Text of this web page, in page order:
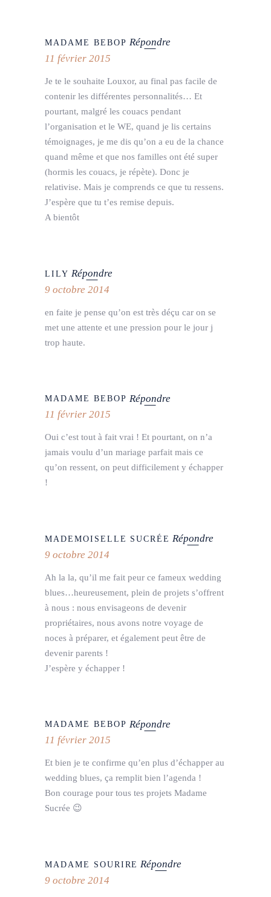
MADAME BEBOP Répondre
11 février 2015
Je te le souhaite Louxor, au final pas facile de
contenir les différentes personnalités… Et
pourtant, malgré les couacs pendant
l’organisation et le WE, quand je lis certains
témoignages, je me dis qu’on a eu de la chance
quand même et que nos familles ont été super
(hormis les couacs, je répète). Donc je
relativise. Mais je comprends ce que tu ressens.
J’espère que tu t’es remise depuis.
A bientôt
LILY Répondre
9 octobre 2014
en faite je pense qu’on est très déçu car on se
met une attente et une pression pour le jour j
trop haute.
MADAME BEBOP Répondre
11 février 2015
Oui c’est tout à fait vrai ! Et pourtant, on n’a
jamais voulu d’un mariage parfait mais ce
qu’on ressent, on peut difficilement y échapper
!
MADEMOISELLE SUCRÉE Répondre
9 octobre 2014
Ah la la, qu’il me fait peur ce fameux wedding
blues…heureusement, plein de projets s’offrent
à nous : nous envisageons de devenir
propriétaires, nous avons notre voyage de
noces à préparer, et également peut être de
devenir parents !
J’espère y échapper !
MADAME BEBOP Répondre
11 février 2015
Et bien je te confirme qu’en plus d’échapper au
wedding blues, ça remplit bien l’agenda !
Bon courage pour tous tes projets Madame
Sucrée 😉
MADAME SOURIRE Répondre
9 octobre 2014